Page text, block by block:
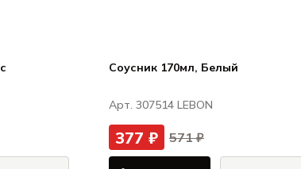
Соусник 170мл, Белый
Арт. 307514 LEBON
377 ₽ 571 ₽